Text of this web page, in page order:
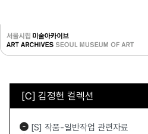
[C] 김정헌 컬렉션
[S] 작품-일반작업 관련자료